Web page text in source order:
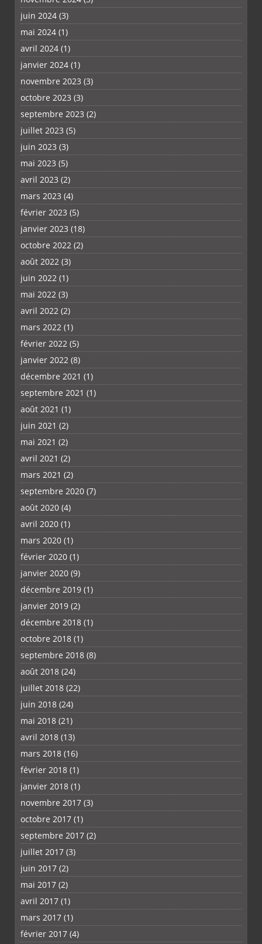
juin 2024 (3)
mai 2024 (1)
avril 2024 (1)
janvier 2024 (1)
novembre 2023 (3)
octobre 2023 (3)
septembre 2023 (2)
juillet 2023 (5)
juin 2023 (3)
mai 2023 (5)
avril 2023 (2)
mars 2023 (4)
février 2023 (5)
janvier 2023 (18)
octobre 2022 (2)
août 2022 (3)
juin 2022 (1)
mai 2022 (3)
avril 2022 (2)
mars 2022 (1)
février 2022 (5)
janvier 2022 (8)
décembre 2021 (1)
septembre 2021 (1)
août 2021 (1)
juin 2021 (2)
mai 2021 (2)
avril 2021 (2)
mars 2021 (2)
septembre 2020 (7)
août 2020 (4)
avril 2020 (1)
mars 2020 (1)
février 2020 (1)
janvier 2020 (9)
décembre 2019 (1)
janvier 2019 (2)
décembre 2018 (1)
octobre 2018 (1)
septembre 2018 (8)
août 2018 (24)
juillet 2018 (22)
juin 2018 (24)
mai 2018 (21)
avril 2018 (13)
mars 2018 (16)
février 2018 (1)
janvier 2018 (1)
novembre 2017 (3)
octobre 2017 (1)
septembre 2017 (2)
juillet 2017 (3)
juin 2017 (2)
mai 2017 (2)
avril 2017 (1)
mars 2017 (1)
février 2017 (4)